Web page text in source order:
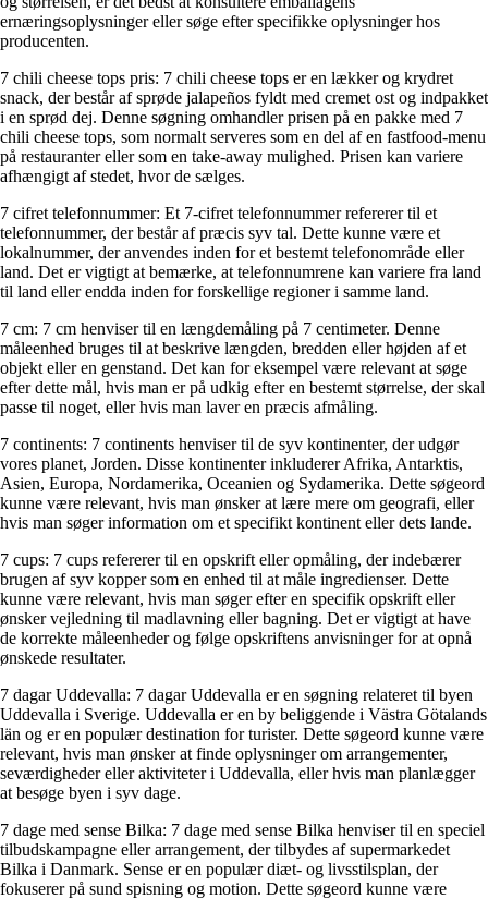
ernæringsoplysninger eller søge efter specifikke oplysninger hos
producenten.
7 chili cheese tops pris: 7 chili cheese tops er en lækker og krydret
snack, der består af sprøde jalapeños fyldt med cremet ost og indpakket
i en sprød dej. Denne søgning omhandler prisen på en pakke med 7
chili cheese tops, som normalt serveres som en del af en fastfood-menu
på restauranter eller som en take-away mulighed. Prisen kan variere
afhængigt af stedet, hvor de sælges.
7 cifret telefonnummer: Et 7-cifret telefonnummer refererer til et
telefonnummer, der består af præcis syv tal. Dette kunne være et
lokalnummer, der anvendes inden for et bestemt telefonområde eller
land. Det er vigtigt at bemærke, at telefonnumrene kan variere fra land
til land eller endda inden for forskellige regioner i samme land.
7 cm: 7 cm henviser til en længdemåling på 7 centimeter. Denne
måleenhed bruges til at beskrive længden, bredden eller højden af et
objekt eller en genstand. Det kan for eksempel være relevant at søge
efter dette mål, hvis man er på udkig efter en bestemt størrelse, der skal
passe til noget, eller hvis man laver en præcis afmåling.
7 continents: 7 continents henviser til de syv kontinenter, der udgør
vores planet, Jorden. Disse kontinenter inkluderer Afrika, Antarktis,
Asien, Europa, Nordamerika, Oceanien og Sydamerika. Dette søgeord
kunne være relevant, hvis man ønsker at lære mere om geografi, eller
hvis man søger information om et specifikt kontinent eller dets lande.
7 cups: 7 cups refererer til en opskrift eller opmåling, der indebærer
brugen af syv kopper som en enhed til at måle ingredienser. Dette
kunne være relevant, hvis man søger efter en specifik opskrift eller
ønsker vejledning til madlavning eller bagning. Det er vigtigt at have
de korrekte måleenheder og følge opskriftens anvisninger for at opnå
ønskede resultater.
7 dagar Uddevalla: 7 dagar Uddevalla er en søgning relateret til byen
Uddevalla i Sverige. Uddevalla er en by beliggende i Västra Götalands
län og er en populær destination for turister. Dette søgeord kunne være
relevant, hvis man ønsker at finde oplysninger om arrangementer,
seværdigheder eller aktiviteter i Uddevalla, eller hvis man planlægger
at besøge byen i syv dage.
7 dage med sense Bilka: 7 dage med sense Bilka henviser til en speciel
tilbudskampagne eller arrangement, der tilbydes af supermarkedet
Bilka i Danmark. Sense er en populær diæt- og livsstilsplan, der
fokuserer på sund spisning og motion. Dette søgeord kunne være